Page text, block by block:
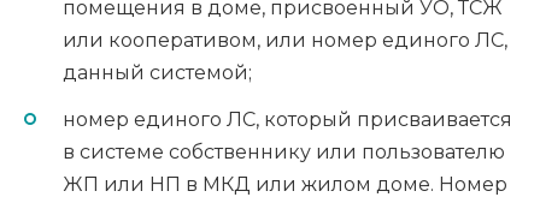
помещения в доме, присвоенный УО, ТСЖ
или кооперативом, или номер единого ЛС,
данный системой;
номер единого ЛС, который присваивается
в системе собственнику или пользователю
ЖП или НП в МКД или жилом доме. Номер